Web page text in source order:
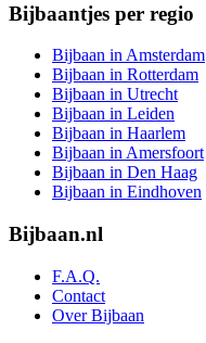
Bijbaantjes per regio
Bijbaan in Amsterdam
Bijbaan in Rotterdam
Bijbaan in Utrecht
Bijbaan in Leiden
Bijbaan in Haarlem
Bijbaan in Amersfoort
Bijbaan in Den Haag
Bijbaan in Eindhoven
Bijbaan.nl
F.A.Q.
Contact
Over Bijbaan